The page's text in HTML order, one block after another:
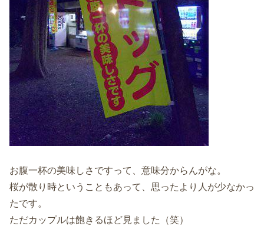
お腹一杯の美味しさですって、意味分からんがな。
桜が散り時ということもあって、思ったより人が少なかっ
たです。
ただカップルは飽きるほど見ました（笑）